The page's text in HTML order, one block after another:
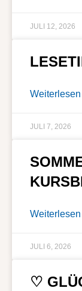
JULI 12, 2026
JULI 7, 2026
JULI 6, 2026
♡